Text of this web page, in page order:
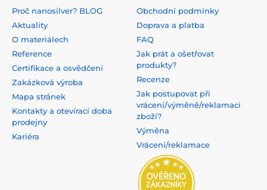
Proč nanosilver? BLOG
Aktuality
O materiálech
Reference
Certifikace a osvědčení
Zakázková výroba
Mapa stránek
Kontakty a otevírací doba
prodejny
Kariéra
Obchodní podmínky
Doprava a platba
FAQ
Jak prát a ošetřovat
produkty?
Recenze
Jak postupovat při
vrácení/výměně/reklamaci
zboží?
Výměna
Vrácení/reklamace